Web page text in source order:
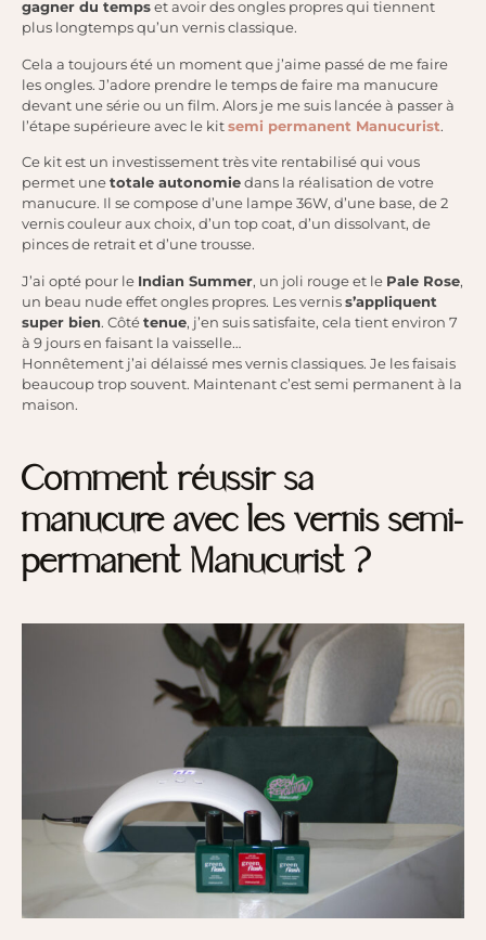
gagner du tempset avoir des ongles propres qui tiennent
plus longtemps qu’un vernis classique.
Cela a toujours été un moment que j’aime passé de me faire
les ongles. J’adore prendre le temps de faire ma manucure
devant une série ou un film. Alors je me suis lancée à passer à
l’étape supérieure avec le kitsemi permanent Manucurist.
Ce kit est un investissement très vite rentabilisé qui vous
permet unetotale autonomiedans la réalisation de votre
manucure. Il se compose d’une lampe 36W, d’une base, de 2
vernis couleur aux choix, d’un top coat, d’un dissolvant, de
pinces de retrait et d’une trousse.
J’ai opté pour le Indian Summer, un joli rouge et le Pale Rose,
un beau nude effet ongles propres. Les verniss’appliquent
super bien. Côtétenue, j’en suis satisfaite, cela tient environ 7
à 9 jours en faisant la vaisselle…
Honnêtement j’ai délaissé mes vernis classiques. Je les faisais
beaucoup trop souvent. Maintenant c’est semi permanent à la
maison.
Comment réussir sa
manucure avec les vernis semi-
permanent Manucurist ?